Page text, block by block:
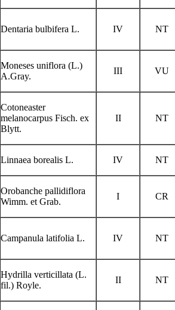
Dentaria bulbifera L. IV NT
Moneses uniflora (L.)
A.Gray.
III VU
Cotoneaster
melanocarpus Fisch. ex
Blytt.
II NT
Linnaea borealis L. IV NT
Orobanche pallidiflora
Wimm. et Grab.
I СR
Campanula latifolia L. IV NT
Hydrilla verticillata (L.
fil.) Royle.
II NT